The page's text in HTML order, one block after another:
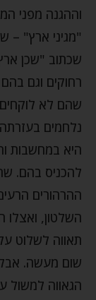
וההגנה מפני
"מגיני ארץ" –
שכתוב "שכן
רחוקים וגם
שהם לא
נלחמים
היא במחשבות
להכניס בהם.
ההרהורים
השלטון, ואצלו
תאווה לשלוט
שום מעשה.
הגאווה למשול